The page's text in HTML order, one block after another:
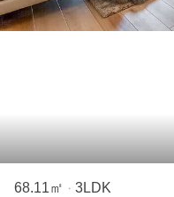
68.11㎡ ・ 3LDK